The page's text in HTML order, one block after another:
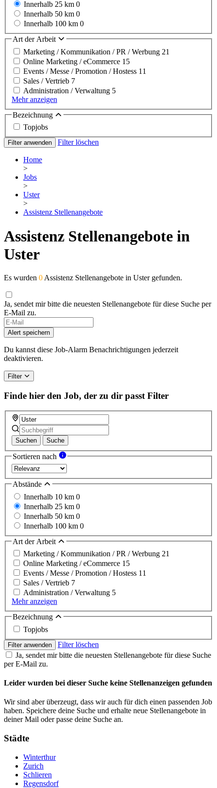
Innerhalb 25 km 0
Innerhalb 50 km 0
Innerhalb 100 km 0
Art der Arbeit
Marketing / Kommunikation / PR / Werbung 21
Online Marketing / eCommerce 15
Events / Messe / Promotion / Hostess 11
Sales / Vertrieb 7
Administration / Verwaltung 5
Mehr anzeigen
Bezeichnung
Topjobs
Filter anwenden Filter löschen
Home
>
Jobs
>
Uster
>
Assistenz Stellenangebote
Assistenz Stellenangebote in
Uster
Es wurden 0 Assistenz Stellenangebote in Uster gefunden.
Ja, sendet mir bitte die neuesten Stellenangebote für diese Suche per
E-Mail zu.
If
you
are
a
human,
this
field
Alert speichern
Du kannst diese Job-Alarm Benachrichtigungen jederzeit
deaktivieren.
Filter
Finde hier den Job, der zu dir passt Filter
Suchen Suche
Sortieren nach
Abstände
Innerhalb 10 km 0
Innerhalb 25 km 0
Innerhalb 50 km 0
Innerhalb 100 km 0
Art der Arbeit
Marketing / Kommunikation / PR / Werbung 21
Online Marketing / eCommerce 15
Events / Messe / Promotion / Hostess 11
Sales / Vertrieb 7
Administration / Verwaltung 5
Mehr anzeigen
Bezeichnung
Topjobs
Filter anwenden
Filter löschen
Ja, sendet mir bitte die neuesten Stellenangebote für diese Suche
per E-Mail zu.
Leider wurden bei dieser Suche keine Stellenanzeigen gefunden
Wir sind aber überzeugt, dass wir auch für dich einen passenden Job
haben. Speichere deine Suche und erhalte neue Stellenangebote in
deiner Mail oder passe deine Suche an.
Städte
Winterthur
Zurich
Schlieren
Regensdorf